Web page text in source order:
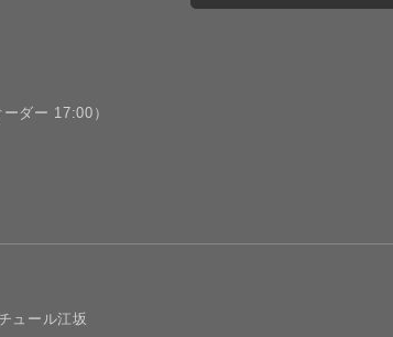
ダー 17:00）
ュール江坂